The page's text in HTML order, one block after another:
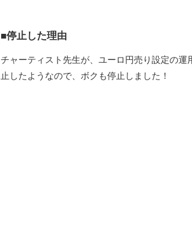
■停止した理由
チャーティスト先生が、ユーロ円売り設定の運
止したようなので、ボクも停止しました！